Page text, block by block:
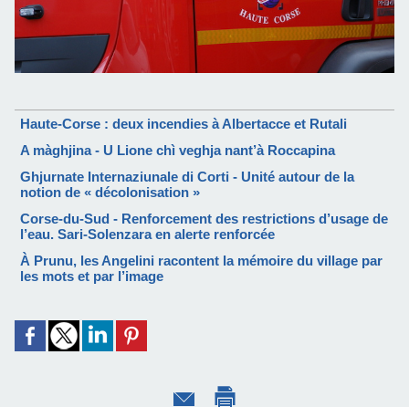
Haute-Corse : deux incendies à Albertacce et Rutali
A màghjina - U Lione chì veghja nant’à Roccapina
Ghjurnate Internaziunale di Corti - Unité autour de la
notion de « décolonisation »
Corse-du-Sud - Renforcement des restrictions d’usage de
l’eau. Sari-Solenzara en alerte renforcée
À Prunu, les Angelini racontent la mémoire du village par
les mots et par l’image